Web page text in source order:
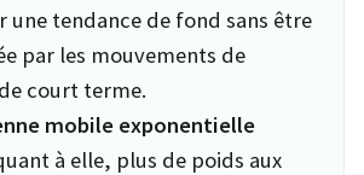
une tendance de fond sans être
par les mouvements de
court terme.
mobile exponentielle
à elle, plus de poids aux